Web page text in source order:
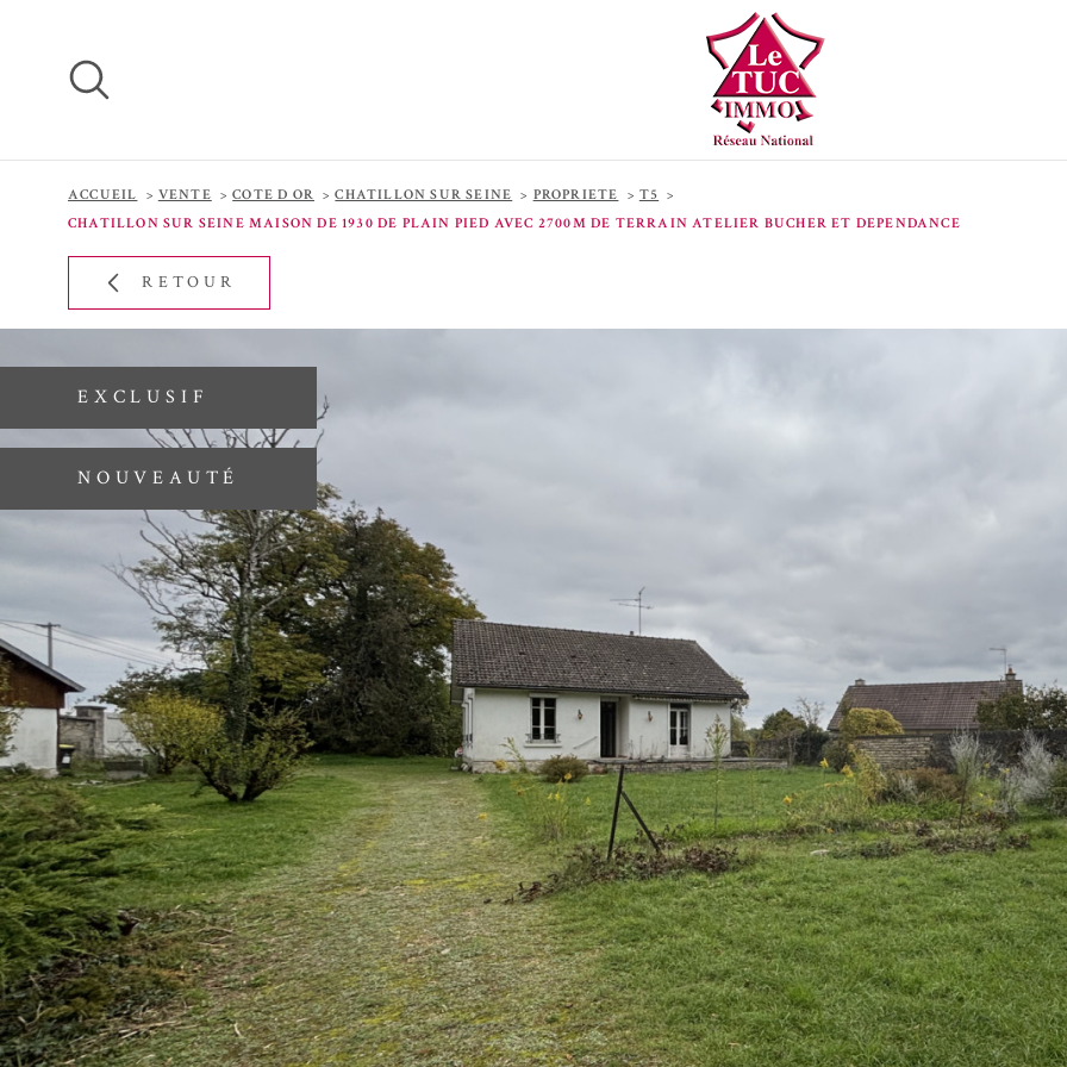
ACCUEIL VENTE COTE D OR CHATILLON SUR SEINE PROPRIETE
T5
CHATILLON SUR SEINE MAISON DE 1930 DE PLAIN PIED AVEC 2700M DE TERRAIN ATELIER BUCHER ET DEPENDANCE
RETOUR
EXCLUSIF
NOUVEAUTÉ